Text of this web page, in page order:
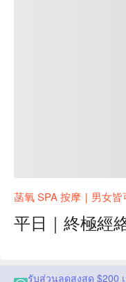
菡氧 SPA 按摩｜男女皆
平日｜終極經
รับส่วนลดสูงสุด $200